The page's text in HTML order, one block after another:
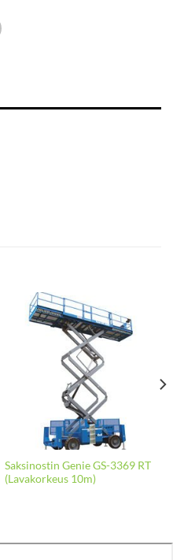
Saksinostin Genie GS-3369 RT
(Lavakorkeus 10m)